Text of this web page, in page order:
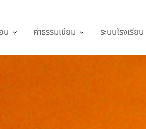
น ค่าธรรมเนียม ระบบโรงเรียน